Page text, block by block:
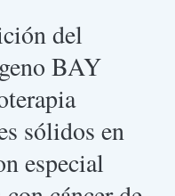
del
BAY
sólidos en
especial